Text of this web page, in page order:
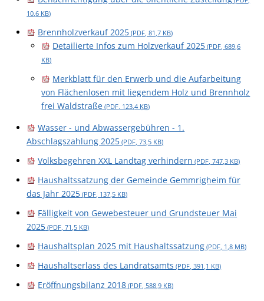
10,6 KB)
Brennholzverkauf 2025 (PDF, 81,7 KB)
Detailierte Infos zum Holzverkauf 2025 (PDF, 689,6
KB)
Merkblatt für den Erwerb und die Aufarbeitung
von Flächenlosen mit liegendem Holz und Brennholz
frei Waldstraße (PDF, 123,4 KB)
Wasser - und Abwassergebühren - 1.
Abschlagszahlung 2025 (PDF, 73,5 KB)
Volksbegehren XXL Landtag verhindern (PDF, 747,3 KB)
Haushaltssatzung der Gemeinde Gemmrigheim für
das Jahr 2025 (PDF, 137,5 KB)
Fälligkeit von Gewebesteuer und Grundsteuer Mai
2025 (PDF, 71,5 KB)
Haushaltsplan 2025 mit Haushaltssatzung (PDF, 1,8 MB)
Haushaltserlass des Landratsamts (PDF, 391,1 KB)
Eröffnungsbilanz 2018 (PDF, 588,9 KB)